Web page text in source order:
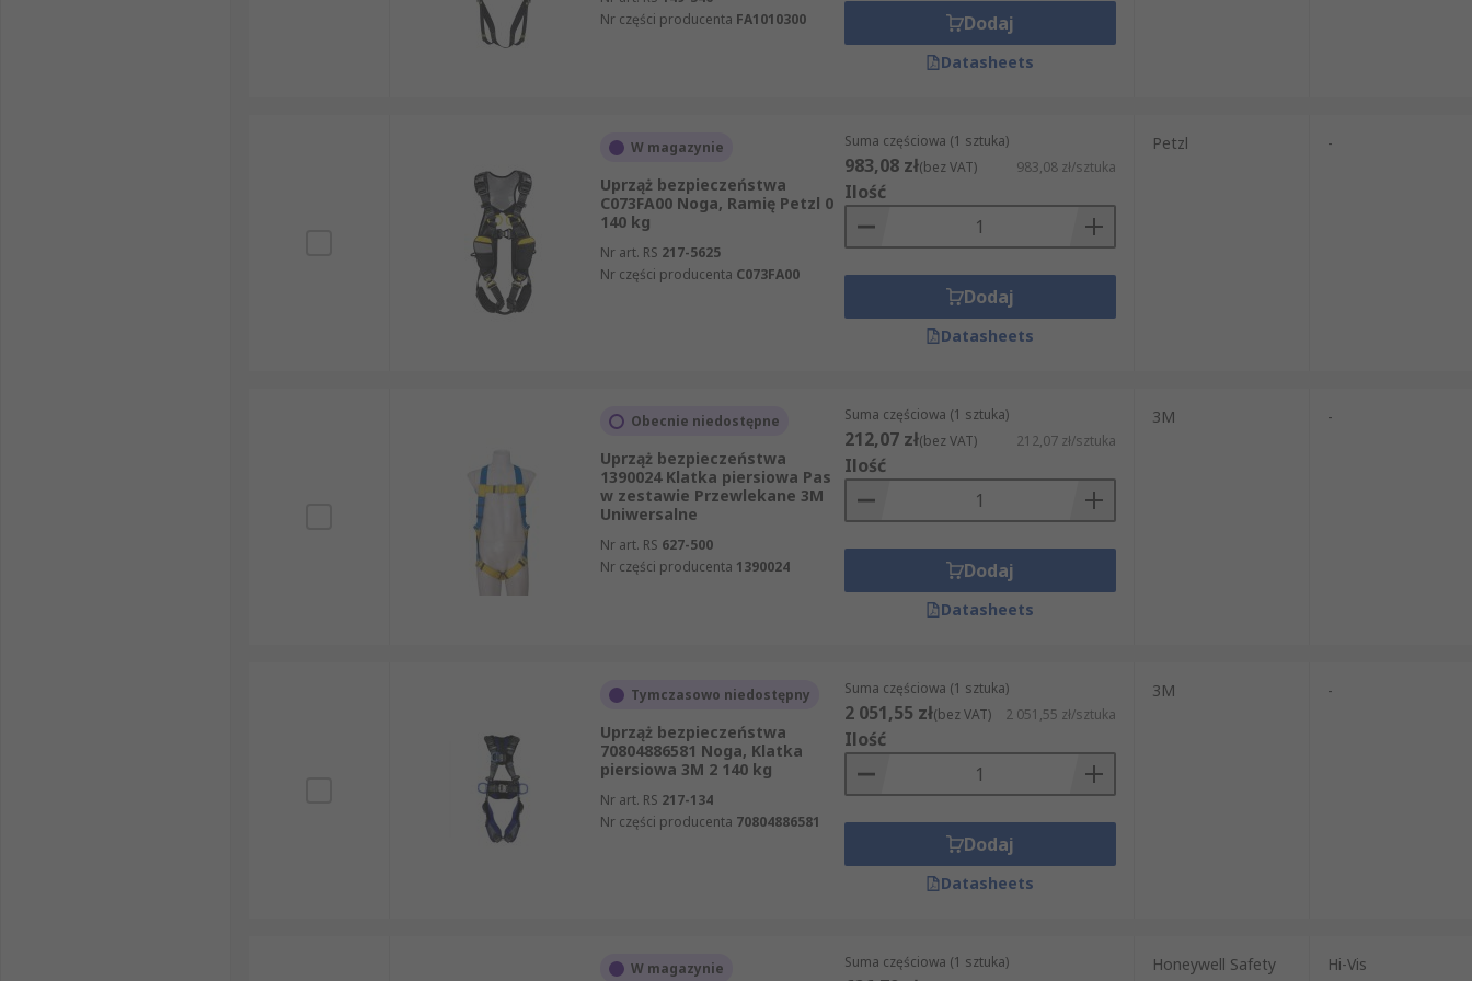
Nr części producenta FA1010300 Dodaj
Datasheets
W magazynie
Uprząż bezpieczeństwa
C073FA00 Noga, Ramię Petzl 0
140 kg
Nr art. RS 217-5625
Nr części producenta C073FA00
Suma częściowa (1 sztuka)
983,08 zł(bez VAT) 983,08 zł/sztuka
Ilość
Dodaj
Datasheets
Petzl -
Obecnie niedostępne
Uprząż bezpieczeństwa
1390024 Klatka piersiowa Pas
w zestawie Przewlekane 3M
Uniwersalne
Nr art. RS 627-500
Nr części producenta 1390024
Suma częściowa (1 sztuka)
212,07 zł(bez VAT) 212,07 zł/sztuka
Ilość
Dodaj
Datasheets
3M -
Tymczasowo niedostępny
Uprząż bezpieczeństwa
70804886581 Noga, Klatka
piersiowa 3M 2 140 kg
Nr art. RS 217-134
Nr części producenta 70804886581
Suma częściowa (1 sztuka)
2 051,55 zł(bez VAT) 2 051,55 zł/sztuka
Ilość
Dodaj
Datasheets
3M -
W magazynie Suma częściowa (1 sztuka) Honeywell Safety Hi-Vis